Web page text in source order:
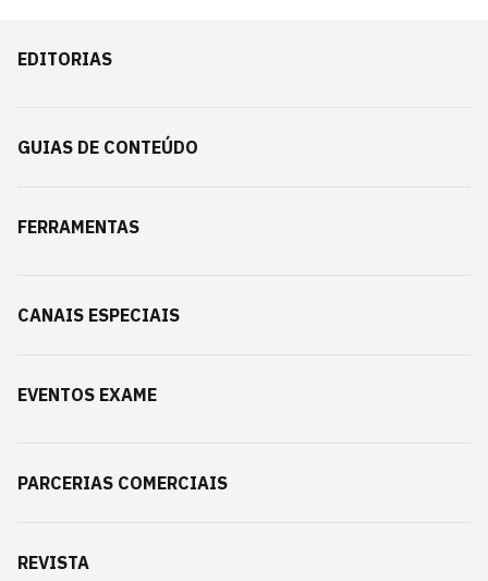
EDITORIAS
GUIAS DE CONTEÚDO
FERRAMENTAS
CANAIS ESPECIAIS
EVENTOS EXAME
PARCERIAS COMERCIAIS
REVISTA